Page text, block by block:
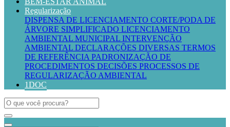
Regularização
DISPENSA DE LICENCIAMENTO CORTE/PODA DE
ÁRVORE SIMPLIFICADO LICENCIAMENTO
AMBIENTAL MUNICIPAL INTERVENÇÃO
AMBIENTAL DECLARAÇÕES DIVERSAS TERMOS
DE REFERÊNCIA PADRONIZAÇÃO DE
PROCEDIMENTOS DECISÕES PROCESSOS DE
REGULARIZAÇÃO AMBIENTAL
1DOC